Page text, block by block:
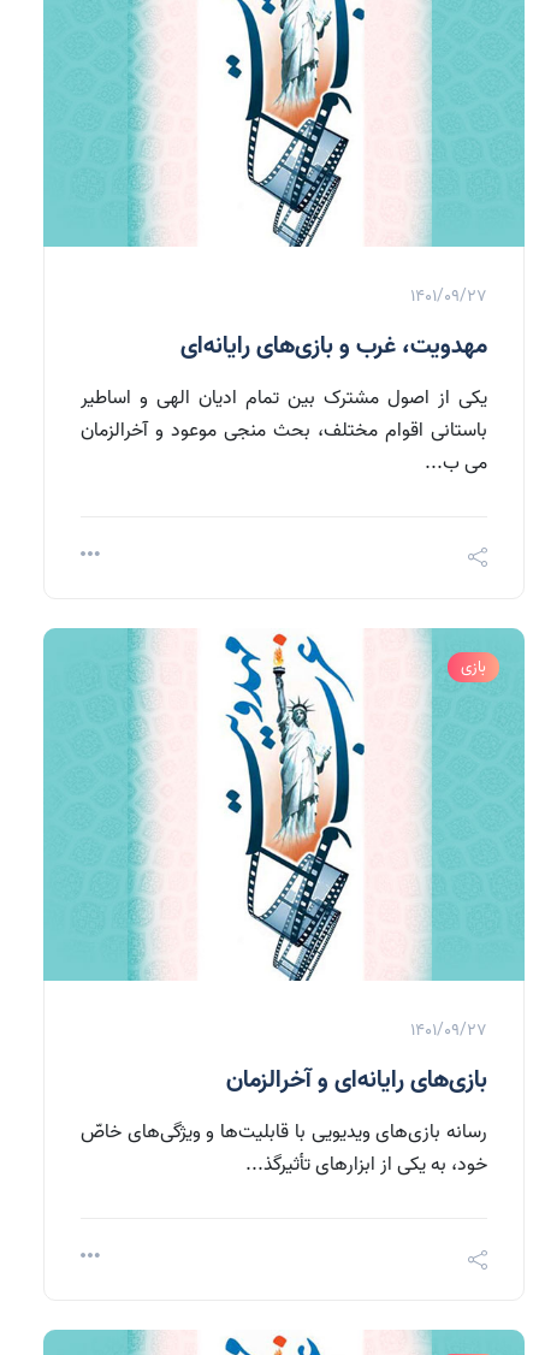
1401/09/27
مهدویت، غرب و بازی‌‎های رایانه‌ای
یکی از اصول مشترک بین تمام ادیان الهی و اساطیر
باستانی اقوام مختلف، بحث منجی موعود و آخرالزمان
می ب...
بازی
1401/09/27
بازی‌های رایانه‌ای و آخرالزمان
رسانه بازی‌های ویدیویی با قابلیت‌ها و ویژگی‌های خاصّ
خود، به یكی از ابزارهای تأثیرگذ...